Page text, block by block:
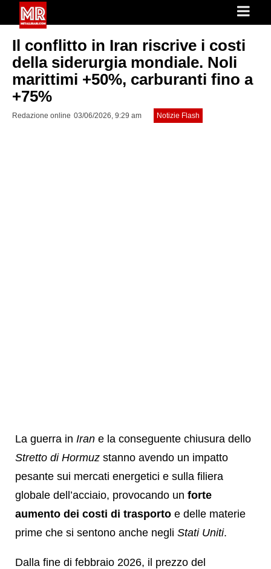
Il conflitto in Iran riscrive i costi
della siderurgia mondiale. Noli
marittimi +50%, carburanti fino a
+75%
Redazione online 03/06/2026, 9:29 am Notizie Flash
La guerra in Iran e la conseguente chiusura dello
Stretto di Hormuz stanno avendo un impatto
pesante sui mercati energetici e sulla filiera
globale dell’acciaio, provocando un forte
aumento dei costi di trasporto e delle materie
prime che si sentono anche negli Stati Uniti.
Dalla fine di febbraio 2026, il prezzo del